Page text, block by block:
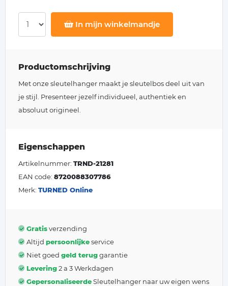
In mijn winkelmandje
Productomschrijving
Met onze sleutelhanger maakt je sleutelbos deel uit van
je stijl. Presenteer jezelf individueel, authentiek en
absoluut origineel.
Eigenschappen
Artikelnummer: TRND-21281
EAN code: 8720088307786
Merk: TURNED Online
Gratisverzending
Altijd persoonlijkeservice
Niet goed geld teruggarantie
Levering2 a 3 Werkdagen
GepersonaliseerdeSleutelhanger naar uw eigen wens